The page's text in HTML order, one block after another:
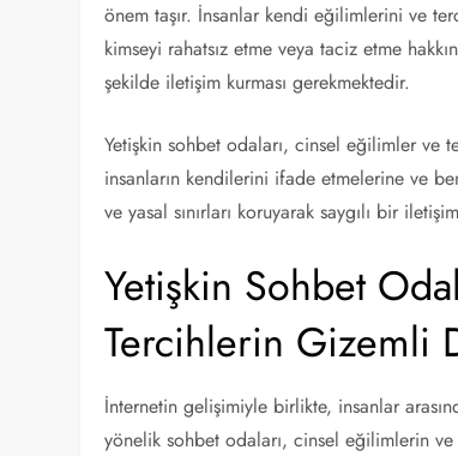
önem taşır. İnsanlar kendi eğilimlerini ve
kimseyi rahatsız etme veya taciz etme
şekilde iletişim kurması gerekmektedir.
Yetişkin sohbet odaları, cinsel eğilimler ve
insanların kendilerini ifade etmelerine ve
ve yasal sınırları koruyarak saygılı bir
Yetişkin Sohbet
Tercihlerin Gizemli
İnternetin gelişimiyle birlikte, insanlar
yönelik sohbet odaları, cinsel eğilimlerin